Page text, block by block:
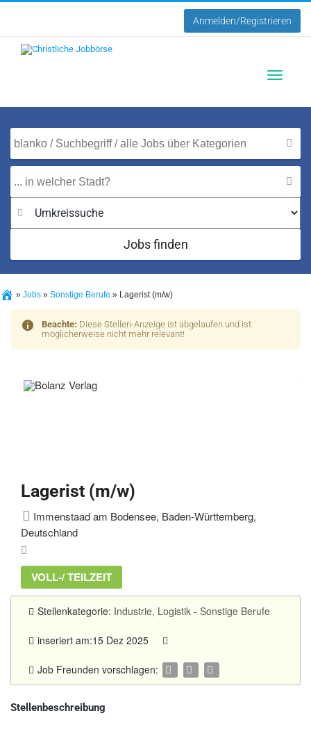
Anmelden/Registrieren
Jobs finden
» Jobs » Sonstige Berufe » Lagerist (m/w)
Beachte: Diese Stellen-Anzeige ist abgelaufen und ist
möglicherweise nicht mehr relevant!
Lagerist (m/w)
Immenstaad am Bodensee, Baden-Württemberg,
Deutschland
VOLL-/ TEILZEIT
Stellenkategorie: Industrie, Logistik - Sonstige Berufe
inseriert am:15 Dez 2025
Job Freunden vorschlagen:
Stellenbeschreibung